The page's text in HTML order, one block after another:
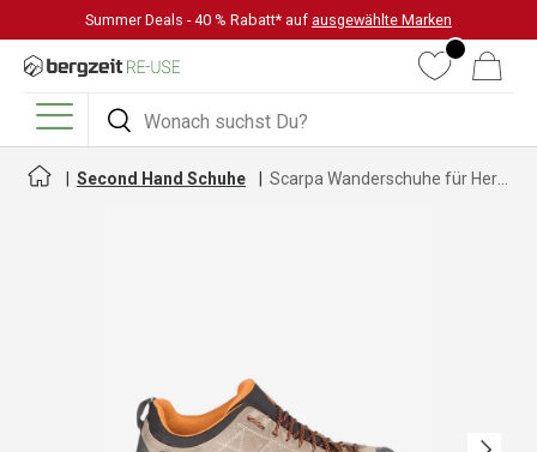
DIREKT ZUM INHALT
Summer Deals - 40 % Rabatt* auf ausgewählte Marken
Suchen
Suchen
WunschlisteWarenkorb
Menü
Second Hand Schuhe
Nächste